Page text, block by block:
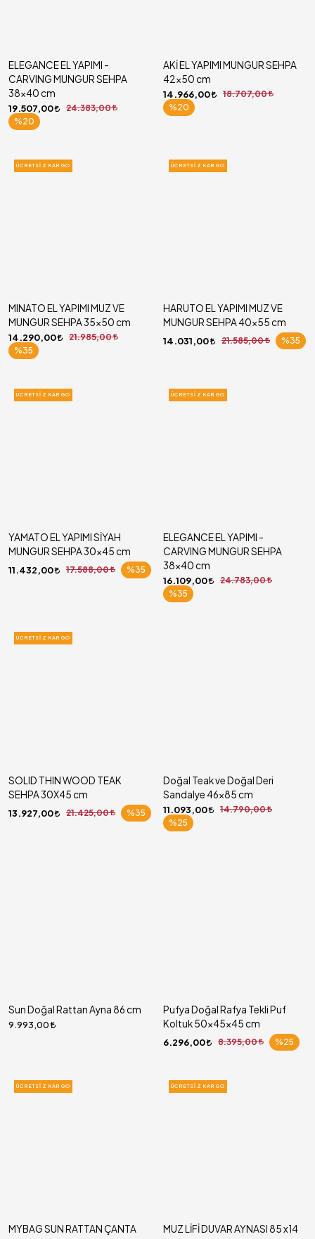
ELEGANCE EL YAPIMI -
CARVING MUNGUR SEHPA
38x40 cm
19.507,00
24.383,00
%20
AKİ EL YAPIMI MUNGUR SEHPA
42x50 cm
14.966,00
18.707,00
%20
ÜCRETSIZ KARGO
MINATO EL YAPIMI MUZ VE
MUNGUR SEHPA 35x50 cm
14.290,00
21.985,00
%35
ÜCRETSIZ KARGO
HARUTO EL YAPIMI MUZ VE
MUNGUR SEHPA 40x55 cm
14.031,00 21.585,00 %35
ÜCRETSIZ KARGO
YAMATO EL YAPIMI SİYAH
MUNGUR SEHPA 30x45 cm
11.432,00 17.588,00 %35
ÜCRETSIZ KARGO
ELEGANCE EL YAPIMI -
CARVING MUNGUR SEHPA
38x40 cm
16.109,00
24.783,00
%35
ÜCRETSIZ KARGO
SOLID THIN WOOD TEAK
SEHPA 30X45 cm
13.927,00 21.425,00 %35
Doğal Teak ve Doğal Deri
Sandalye 46x85 cm
11.093,00
14.790,00
%25
Sun Doğal Rattan Ayna 86 cm
9.993,00
Pufya Doğal Rafya Tekli Puf
Koltuk 50x45x45 cm
6.296,00 8.395,00 %25
ÜCRETSIZ KARGO
MYBAG SUN RATTAN ÇANTA
ÜCRETSIZ KARGO
MUZ LİFİ DUVAR AYNASI 85 x14